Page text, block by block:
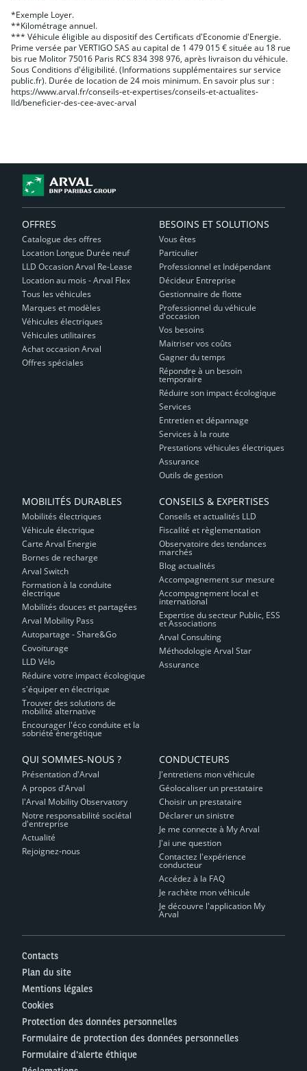
*Exemple Loyer.
**Kilométrage annuel.
*** Véhicule éligible au dispositif des Certificats d'Economie d'Energie.
Prime versée par VERTIGO SAS au capital de 1 479 015 € située au 18 rue
bis rue Molitor 75016 Paris RCS 834 398 976, après livraison du véhicule.
Sous Conditions d'éligibilité. (Informations supplémentaires sur service
public.fr). Durée de location de 24 mois minimum. En savoir plus sur :
https://www.arval.fr/conseils-et-expertises/conseils-et-actualites-
lld/beneficier-des-cee-avec-arval
OFFRES
Catalogue des offres
Location Longue Durée neuf
LLD Occasion Arval Re-Lease
Location au mois - Arval Flex
Tous les véhicules
Marques et modèles
Véhicules électriques
Véhicules utilitaires
Achat occasion Arval
Offres spéciales
BESOINS ET SOLUTIONS
Vous êtes
Particulier
Professionnel et Indépendant
Décideur Entreprise
Gestionnaire de flotte
Professionnel du véhicule
d'occasion
Vos besoins
Maitriser vos coûts
Gagner du temps
Répondre à un besoin
temporaire
Réduire son impact écologique
Services
Entretien et dépannage
Services à la route
Prestations véhicules électriques
Assurance
Outils de gestion
MOBILITÉS DURABLES
Mobilités électriques
Véhicule électrique
Carte Arval Energie
Bornes de recharge
Arval Switch
Formation à la conduite
électrique
Mobilités douces et partagées
Arval Mobility Pass
Autopartage - Share&Go
Covoiturage
LLD Vélo
Réduire votre impact écologique
s'équiper en électrique
Trouver des solutions de
mobilité alternative
Encourager l'éco conduite et la
sobriété énergétique
CONSEILS & EXPERTISES
Conseils et actualités LLD
Fiscalité et règlementation
Observatoire des tendances
marchés
Blog actualités
Accompagnement sur mesure
Accompagnement local et
international
Expertise du secteur Public, ESS
et Associations
Arval Consulting
Méthodologie Arval Star
Assurance
QUI SOMMES-NOUS ?
Présentation d'Arval
A propos d'Arval
l'Arval Mobility Observatory
Notre responsabilité sociétal
d'entreprise
Actualité
Rejoignez-nous
CONDUCTEURS
J'entretiens mon véhicule
Géolocaliser un prestataire
Choisir un prestataire
Déclarer un sinistre
Je me connecte à My Arval
J'ai une question
Contactez l'expérience
conducteur
Accédez à la FAQ
Je rachète mon véhicule
Je découvre l'application My
Arval
Contacts
Plan du site
Mentions légales
Cookies
Protection des données personnelles
Formulaire de protection des données personnelles
Formulaire d'alerte éthique